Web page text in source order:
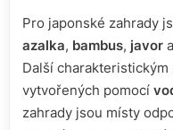
Pro japonské zahrady
azalka, bambus, javor
Další
vytvořených pomocí
zahrady jsou místy